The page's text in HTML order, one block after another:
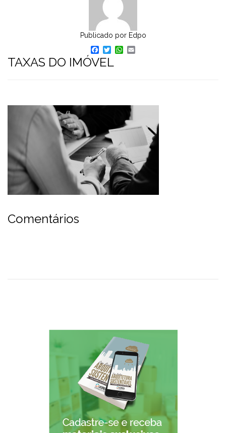
Publicado por Edpo
Facebook
TwitterWhatsApp
TAXAS DO IMÓVEL
Comentários